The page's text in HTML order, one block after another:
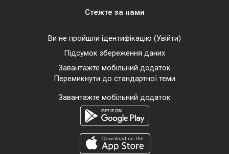
Стежте за нами
Ви не пройшли ідентифікацію (Увійти)
Підсумок збереження даних
Завантажте мобільний додаток
Перемикнути до стандартної теми
Завантажте мобільний додаток